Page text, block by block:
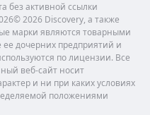
без активной ссылки
2026 Discovery, а также
марки являются товарными
дочерних предприятий и
по лицензии. Все
веб-сайт носит
и ни при каких условиях
положениями